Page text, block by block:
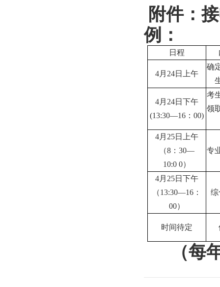
附件：
例：
日程
4月 24日上午
确
4月 24日下午
(13:30—16： 00)
考
领
4月 25日上午
（8： 30—
10:00）
专
4月 25日下午
（13:30—16：
00）
综
时间待定
（每